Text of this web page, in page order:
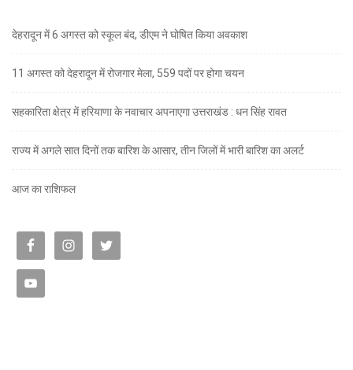
देहरादून में 6 अगस्त को स्कूल बंद, डीएम ने घोषित किया अवकाश
11 अगस्त को देहरादून में रोजगार मेला, 559 पदों पर होगा चयन
सहकारिता क्षेत्र में हरियाणा के नवाचार अपनाएगा उत्तराखंड : धन सिंह रावत
राज्य में अगले सात दिनों तक बारिश के आसार, तीन जिलों में भारी बारिश का अलर्ट
आज का राशिफल